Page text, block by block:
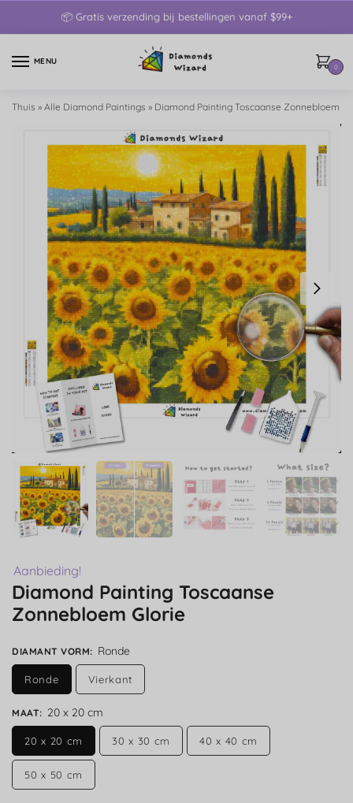
📦 Gratis verzending bij bestellingen vanaf $99+
MENU
0
Thuis » Alle Diamond Paintings » Diamond Painting Toscaanse Zonnebloem
Aanbieding!
Diamond Painting Toscaanse
Zonnebloem Glorie
DIAMANT VORM: Ronde
Ronde Vierkant
MAAT: 20 x 20 cm
20 x 20 cm 30 x 30 cm 40 x 40 cm
50 x 50 cm